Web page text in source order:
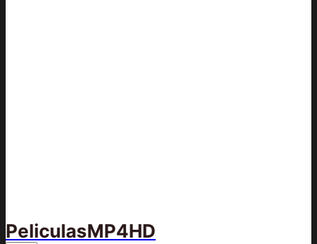
PeliculasMP4HD